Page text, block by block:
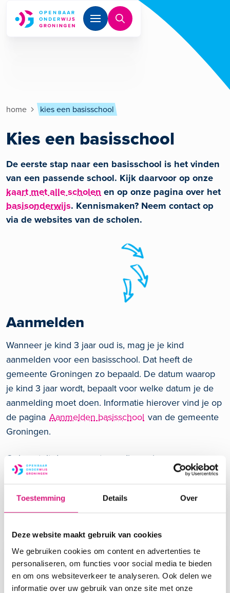
Toestemming Details Over
Deze website maakt gebruik van cookies
We gebruiken cookies om content en advertenties te
personaliseren, om functies voor social media te bieden
en om ons websiteverkeer te analyseren. Ook delen we
informatie over uw gebruik van onze site met onze
Overslaan en naar de inhoud gaan
Kruimelpad
home kies een basisschool
Kies een basisschool
De eerste stap naar een basisschool is het vinden
van een passende school. Kijk daarvoor op onze
kaart met alle scholenen op onze pagina over het
basisonderwijs. Kennismaken? Neem contact op
via de websites van de scholen.
Aanmelden
Wanneer je kind 3 jaar oud is, mag je je kind
aanmelden voor een basisschool. Dat heeft de
gemeente Groningen zo bepaald. De datum waarop
je kind 3 jaar wordt, bepaalt voor welke datum je de
aanmelding moet doen. Informatie hierover vind je op
de pagina Aanmelden basisschool van de gemeente
Groningen.
Ook vertelt de gemeente op die pagina meer over
plaatsing, voorrangsregels en de stappen die bij een
aanmelding horen.